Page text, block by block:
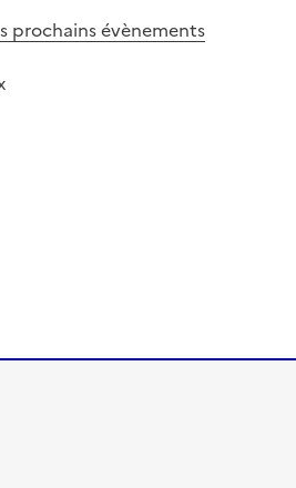
prochains évènements